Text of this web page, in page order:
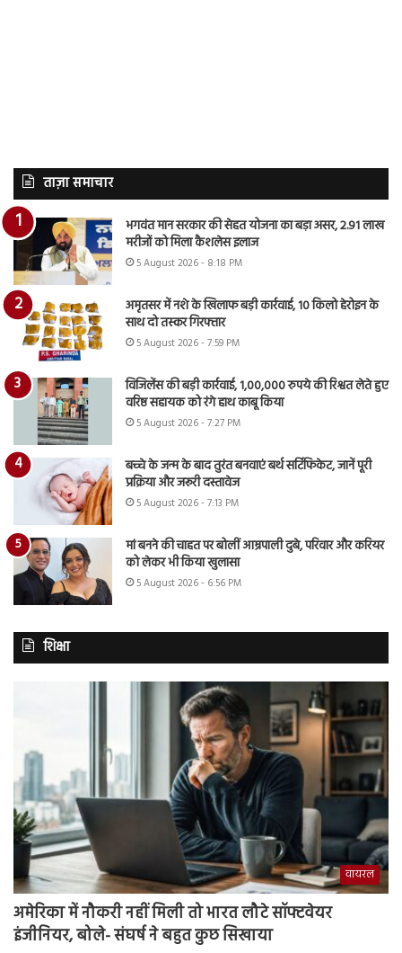
ताज़ा समाचार
भगवंत मान सरकार की सेहत योजना का बड़ा असर, 2.91 लाख
मरीजों को मिला कैशलेस इलाज
5 August 2026 - 8:18 PM
अमृतसर में नशे के खिलाफ बड़ी कार्रवाई, 10 किलो हेरोइन के
साथ दो तस्कर गिरफ्तार
5 August 2026 - 7:59 PM
विजिलेंस की बड़ी कार्रवाई, 1,00,000 रुपये की रिश्वत लेते हुए
वरिष्ठ सहायक को रंगे हाथ काबू किया
5 August 2026 - 7:27 PM
बच्चे के जन्म के बाद तुरंत बनवाएं बर्थ सर्टिफिकेट, जानें पूरी
प्रक्रिया और जरूरी दस्तावेज
5 August 2026 - 7:13 PM
मां बनने की चाहत पर बोलीं आम्रपाली दुबे, परिवार और करियर
को लेकर भी किया खुलासा
5 August 2026 - 6:56 PM
शिक्षा
वायरल
अमेरिका में नौकरी नहीं मिली तो भारत लौटे सॉफ्टवेयर
इंजीनियर, बोले- संघर्ष ने बहुत कुछ सिखाया